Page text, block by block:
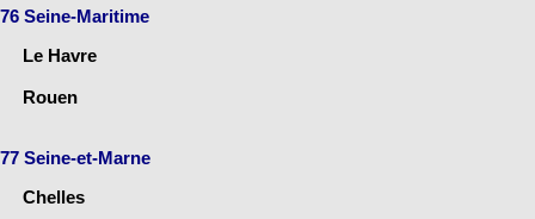
76 Seine-Maritime
Le Havre
Rouen
77 Seine-et-Marne
Chelles